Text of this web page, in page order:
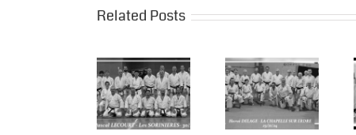
Related Posts
Hervé
DELAGE à
la
Hervé
DELAGE
au CAK, La
Chapelaine